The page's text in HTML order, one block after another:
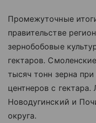
Промежуточные
правительстве
зернобобовые
гектаров.
тысяч тонн зерна
центнеров с
Новодугинский и
округа.